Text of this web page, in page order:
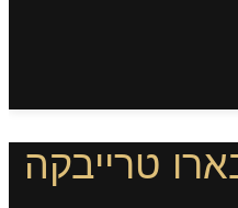
טרייבקה